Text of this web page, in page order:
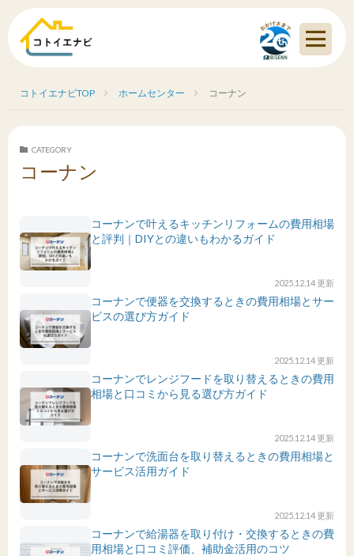
コトイエナビTOP ホームセンター コーナン
CATEGORY
コーナン
コーナンで叶えるキッチンリフォームの費用相場
と評判｜DIYとの違いもわかるガイド
2025.12.14 更新
コーナンで便器を交換するときの費用相場とサー
ビスの選び方ガイド
2025.12.14 更新
コーナンでレンジフードを取り替えるときの費用
相場と口コミから見る選び方ガイド
2025.12.14 更新
コーナンで洗面台を取り替えるときの費用相場と
サービス活用ガイド
2025.12.14 更新
コーナンで給湯器を取り付け・交換するときの費
用相場と口コミ評価、補助金活用のコツ